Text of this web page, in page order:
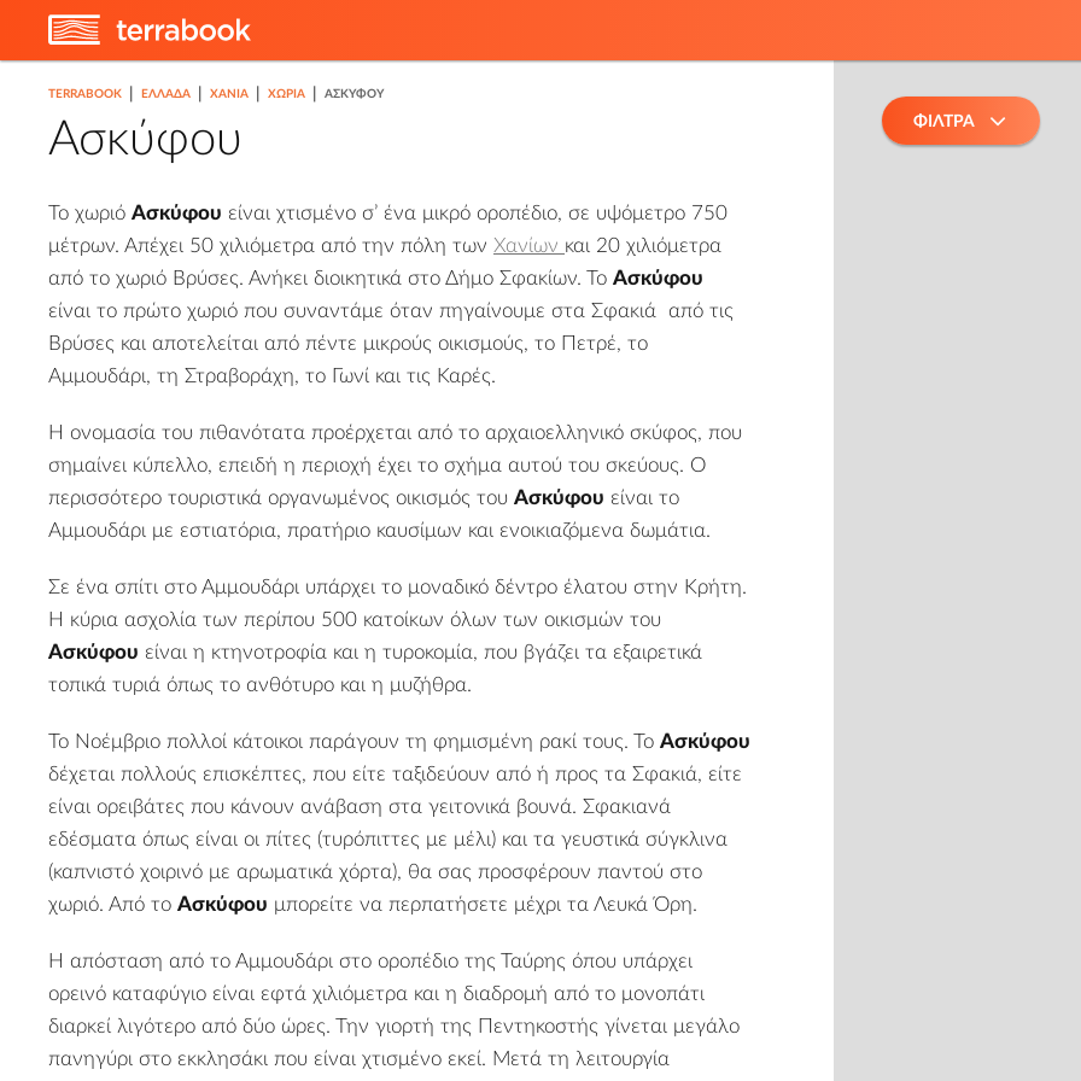
TERRABOOK ΕΛΛΑΔΑ ΧΑΝΙΆ ΧΩΡΙΆ ΑΣΚΎΦΟΥ
Ασκύφου
Το χωριό Ασκύφου είναι χτισμένο σ’ ένα μικρό οροπέδιο, σε υψόμετρο 750
μέτρων. Απέχει 50 χιλιόμετρα από την πόλη των Χανίων και 20 χιλιόμετρα
από το χωριό Βρύσες. Ανήκει διοικητικά στο Δήμο Σφακίων. Το Ασκύφου
είναι το πρώτο χωριό που συναντάμε όταν πηγαίνουμε στα Σφακιά από τις
Βρύσες και αποτελείται από πέντε μικρούς οικισμούς, το Πετρέ, το
Αμμουδάρι, τη Στραβοράχη, το Γωνί και τις Καρές.
Η ονομασία του πιθανότατα προέρχεται από το αρχαιοελληνικό σκύφος, που
σημαίνει κύπελλο, επειδή η περιοχή έχει το σχήμα αυτού του σκεύους. Ο
περισσότερο τουριστικά οργανωμένος οικισμός του Ασκύφου είναι το
Αμμουδάρι με εστιατόρια, πρατήριο καυσίμων και ενοικιαζόμενα δωμάτια.
Σε ένα σπίτι στο Αμμουδάρι υπάρχει το μοναδικό δέντρο έλατου στην Κρήτη.
Η κύρια ασχολία των περίπου 500 κατοίκων όλων των οικισμών του
Ασκύφου είναι η κτηνοτροφία και η τυροκομία, που βγάζει τα εξαιρετικά
τοπικά τυριά όπως το ανθότυρο και η μυζήθρα.
Το Νοέμβριο πολλοί κάτοικοι παράγουν τη φημισμένη ρακί τους. Το Ασκύφου
δέχεται πολλούς επισκέπτες, που είτε ταξιδεύουν από ή προς τα Σφακιά, είτε
είναι ορειβάτες που κάνουν ανάβαση στα γειτονικά βουνά. Σφακιανά
εδέσματα όπως είναι οι πίτες (τυρόπιττες με μέλι) και τα γευστικά σύγκλινα
(καπνιστό χοιρινό με αρωματικά χόρτα), θα σας προσφέρουν παντού στο
χωριό. Από το Ασκύφου μπορείτε να περπατήσετε μέχρι τα Λευκά Όρη.
Η απόσταση από το Αμμουδάρι στο οροπέδιο της Ταύρης όπου υπάρχει
ορεινό καταφύγιο είναι εφτά χιλιόμετρα και η διαδρομή από το μονοπάτι
διαρκεί λιγότερο από δύο ώρες. Την γιορτή της Πεντηκοστής γίνεται μεγάλο
πανηγύρι στο εκκλησάκι που είναι χτισμένο εκεί. Μετά τη λειτουργία
ΦΙΛΤΡΑ